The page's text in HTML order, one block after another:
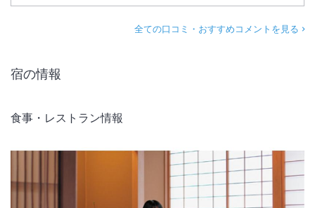
全ての口コミ・おすすめコメントを見る
宿の情報
食事・レストラン情報